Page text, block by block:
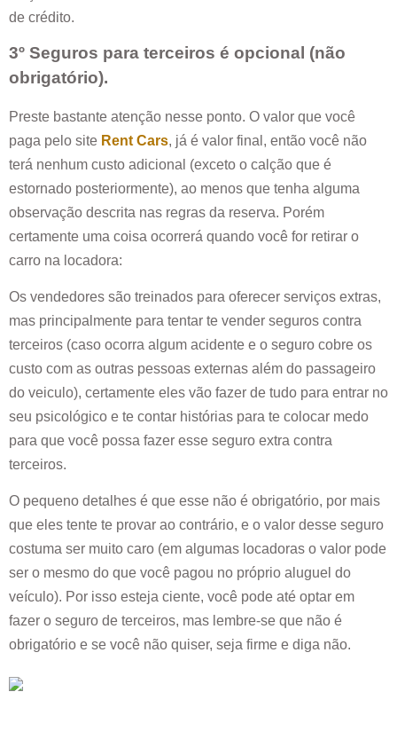
de crédito.
3º Seguros para terceiros é opcional (não
obrigatório).
Preste bastante atenção nesse ponto. O valor que você
paga pelo site Rent Cars, já é valor final, então você não
terá nenhum custo adicional (exceto o calção que é
estornado posteriormente), ao menos que tenha alguma
observação descrita nas regras da reserva. Porém
certamente uma coisa ocorrerá quando você for retirar o
carro na locadora:
Os vendedores são treinados para oferecer serviços extras,
mas principalmente para tentar te vender seguros contra
terceiros (caso ocorra algum acidente e o seguro cobre os
custo com as outras pessoas externas além do passageiro
do veiculo), certamente eles vão fazer de tudo para entrar no
seu psicológico e te contar histórias para te colocar medo
para que você possa fazer esse seguro extra contra
terceiros.
O pequeno detalhes é que esse não é obrigatório, por mais
que eles tente te provar ao contrário, e o valor desse seguro
costuma ser muito caro (em algumas locadoras o valor pode
ser o mesmo do que você pagou no próprio aluguel do
veículo). Por isso esteja ciente, você pode até optar em
fazer o seguro de terceiros, mas lembre-se que não é
obrigatório e se você não quiser, seja firme e diga não.